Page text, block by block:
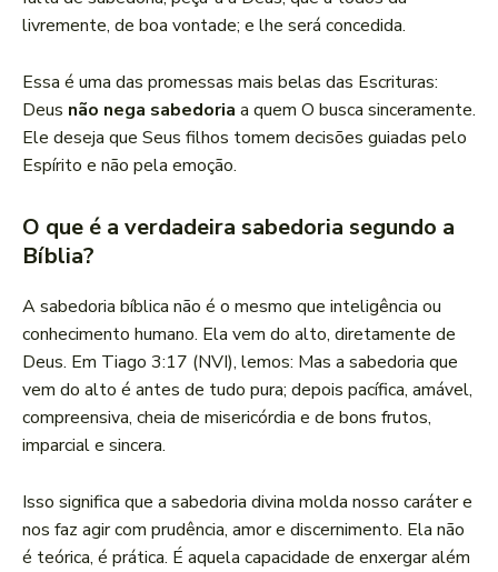
livremente, de boa vontade; e lhe será concedida.
Essa é uma das promessas mais belas das Escrituras:
Deus não nega sabedoria a quem O busca sinceramente.
Ele deseja que Seus filhos tomem decisões guiadas pelo
Espírito e não pela emoção.
O que é a verdadeira sabedoria segundo a
Bíblia?
A sabedoria bíblica não é o mesmo que inteligência ou
conhecimento humano. Ela vem do alto, diretamente de
Deus. Em Tiago 3:17 (NVI), lemos: Mas a sabedoria que
vem do alto é antes de tudo pura; depois pacífica, amável,
compreensiva, cheia de misericórdia e de bons frutos,
imparcial e sincera.
Isso significa que a sabedoria divina molda nosso caráter e
nos faz agir com prudência, amor e discernimento. Ela não
é teórica, é prática. É aquela capacidade de enxergar além